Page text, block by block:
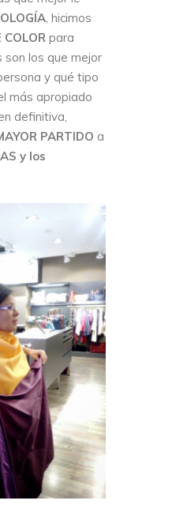
, hicimos
COLOR para
son los que mejor
y qué tipo
más apropiado
definitiva,
PARTIDO a
y los